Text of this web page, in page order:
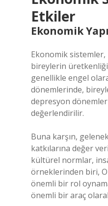
Etkiler
Ekonomik
Ekonomik
bireylerin
genellikle engel
dönemlerinde,
depresyon
değerlendirilir.
Buna karşın,
katkılarına değer
kültürel normlar,
örneklerinden biri,
önemli bir rol
önemli bir araç